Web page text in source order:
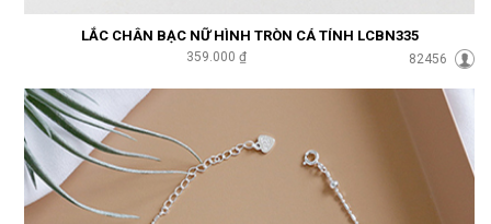
LẮC CHÂN BẠC NỮ HÌNH TRÒN CÁ TÍNH LCBN335
359.000 ₫ 82456